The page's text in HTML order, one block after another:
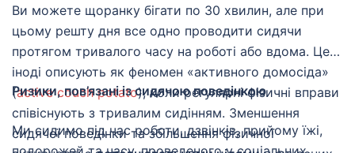
Ви можете щоранку бігати по 30 хвилин, але при
цьому решту дня все одно проводити сидячи
протягом тривалого часу на роботі або вдома. Це
іноді описують як феномен «активного домосіда»
(active couch potato), коли регулярні фізичні вправи
співіснують з тривалим сидінням. Зменшення
сидячої поведінки та збільшення фізичної
Ризики, пов’язані із сидячою поведінкою
Ми сидимо під час роботи, дзвінків, прийому їжі,